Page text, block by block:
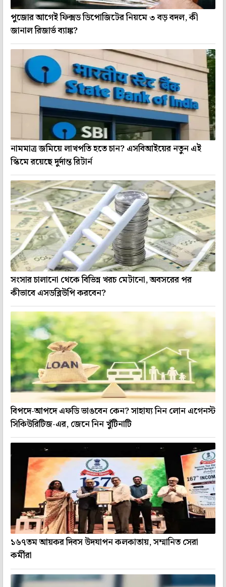
পুজোর আগেই ফিক্সড ডিপোজিটের নিয়মে ৩ বড় বদল, কী
জানাল রিজার্ভ ব্যাঙ্ক?
নামমাত্র জমিয়ে লাখপতি হতে চান? এসবিআইয়ের নতুন এই
স্কিমে রয়েছে দুর্দান্ত রিটার্ন
সংসার চালানো থেকে বিভিন্ন খরচ মেটানো, অবসরের পর
কীভাবে এসডব্লিউপি করবেন?
বিপদে-আপদে এফডি ভাঙবেন কেন? সাহায্য নিন লোন এগেনস্ট
সিকিউরিটিজ-এর, জেনে নিন খুঁটিনাটি
১৬৭তম আয়কর দিবস উদযাপন কলকাতায়, সম্মানিত সেরা
কর্মীরা